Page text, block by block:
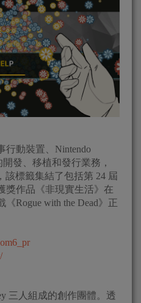
行動裝置、Nintendo
發、移植和發行業務，
該標籤集結了包括第 24 屆
獎作品《非現實生活》在
Rogue with the Dead》正
三人組成的創作團體。透